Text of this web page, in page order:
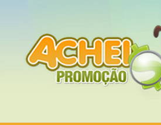
conteúdo